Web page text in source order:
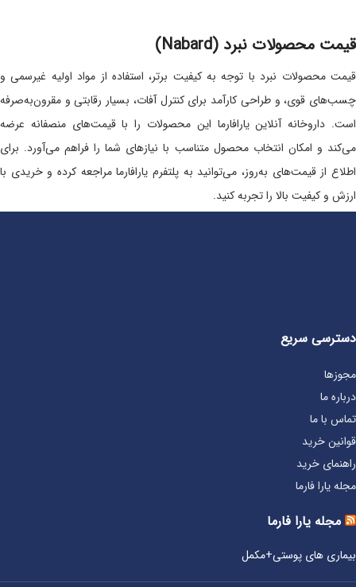
قیمت محصولات نبرد (Nabard)
قیمت محصولات نبرد با توجه به کیفیت برتر، استفاده از مواد اولیه غیرسمی و
چسب‌های قوی، و طراحی کارآمد برای کنترل آفات، بسیار رقابتی و مقرون‌به‌صرفه
است. داروخانه آنلاین یارافارما این محصولات را با قیمت‌های منصفانه عرضه
می‌کند و امکان انتخاب محصول متناسب با نیازهای شما را فراهم می‌آورد. برای
اطلاع از قیمت‌های به‌روز، می‌توانید به پلتفرم یارافارما مراجعه کرده و خریدی با
ارزش و کیفیت بالا را تجربه کنید.
دسترسی سریع
مجوزها
درباره ما
تماس با ما
قوانین خرید
راهنمای خرید
مجله یارا فارما
مجله یارا فارما
بیماری‌ های پوستی+مکمل